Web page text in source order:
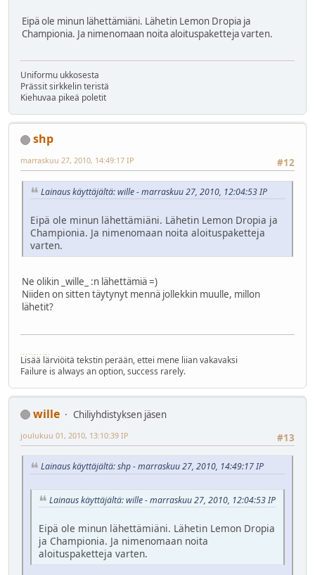
Eipä ole minun lähettämiäni. Lähetin Lemon Dropia ja
Championia. Ja nimenomaan noita aloituspaketteja varten.
Uniformu ukkosesta
Prässit sirkkelin teristä
Kiehuvaa pikeä poletit
shp
#12
marraskuu 27, 2010, 14:49:17 IP
Lainaus käyttäjältä: wille - marraskuu 27, 2010, 12:04:53 IP
Eipä ole minun lähettämiäni. Lähetin Lemon Dropia ja
Championia. Ja nimenomaan noita aloituspaketteja
varten.
Ne olikin _wille_ :n lähettämiä =)
Niiden on sitten täytynyt mennä jollekkin muulle, millon
lähetit?
Lisää lärviöitä tekstin perään, ettei mene liian vakavaksi
Failure is always an option, success rarely.
wille
Chiliyhdistyksen jäsen
#13
joulukuu 01, 2010, 13:10:39 IP
Lainaus käyttäjältä: shp - marraskuu 27, 2010, 14:49:17 IP
Lainaus käyttäjältä: wille - marraskuu 27, 2010, 12:04:53 IP
Eipä ole minun lähettämiäni. Lähetin Lemon Dropia
ja Championia. Ja nimenomaan noita
aloituspaketteja varten.